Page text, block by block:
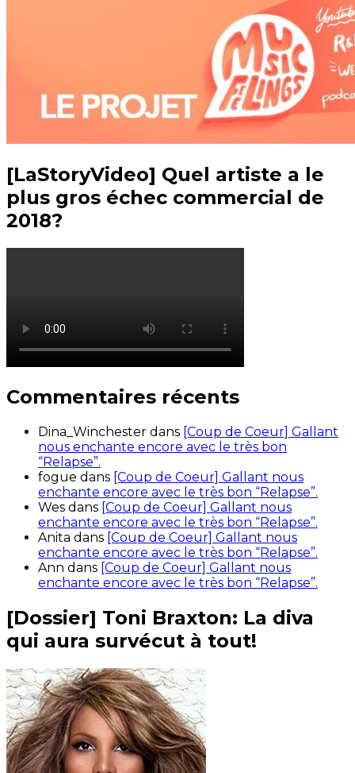
[LaStoryVideo] Quel artiste a le
plus gros échec commercial de
2018?
Commentaires récents
Dina_Winchester dans [Coup de Coeur] Gallant
nous enchante encore avec le très bon
“Relapse”.
fogue dans [Coup de Coeur] Gallant nous
enchante encore avec le très bon “Relapse”.
Wes dans [Coup de Coeur] Gallant nous
enchante encore avec le très bon “Relapse”.
Anita dans [Coup de Coeur] Gallant nous
enchante encore avec le très bon “Relapse”.
Ann dans [Coup de Coeur] Gallant nous
enchante encore avec le très bon “Relapse”.
[Dossier] Toni Braxton: La diva
qui aura survécut à tout!